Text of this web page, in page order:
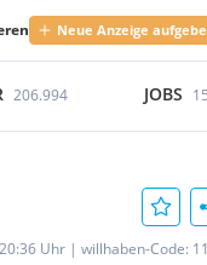
Neue Anzeige
206.994 JOBS
Uhr | willhaben-Code: